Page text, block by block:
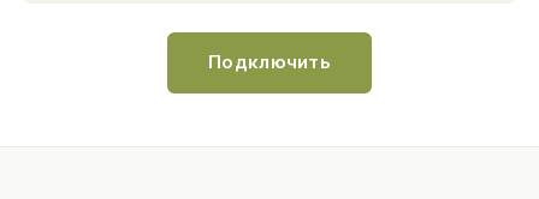
Подключить